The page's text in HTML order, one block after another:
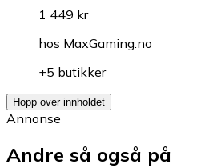
1 449 kr
hos MaxGaming.no
+5 butikker
Hopp over innholdet
Annonse
Andre så også på